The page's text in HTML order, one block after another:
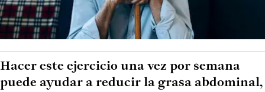
Hacer este ejercicio una vez por semana
puede ayudar a reducir la grasa abdominal,